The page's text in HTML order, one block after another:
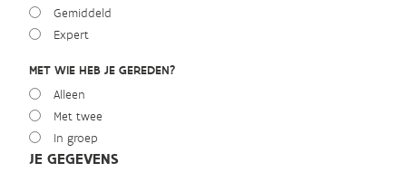
Gemiddeld
Expert
MET WIE HEB JE GEREDEN?
Alleen
Met twee
In groep
JE GEGEVENS